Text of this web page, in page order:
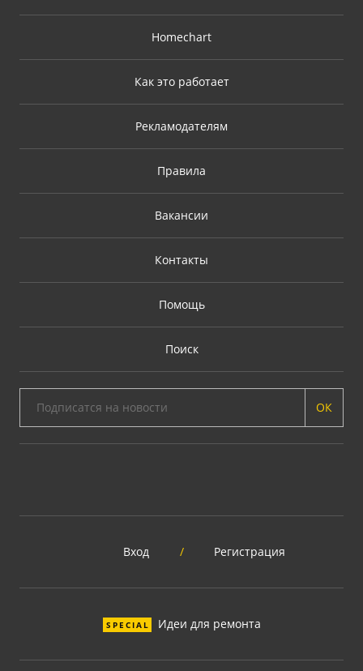
Homechart
Как это работает
Рекламодателям
Правила
Вакансии
Контакты
Помощь
Поиск
ОК
Вход / Регистрация
SPECIAL Идеи для ремонта